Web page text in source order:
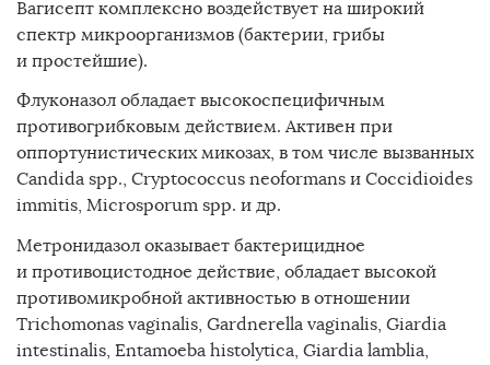
Вагисепт комплексно воздействует на широкий
спектр микроорганизмов (бактерии, грибы
и простейшие).
Флуконазол обладает высокоспецифичным
противогрибковым действием. Активен при
оппортунистических микозах, в том числе вызванных
Candida spp., Cryptococcus neoformans и Coccidioides
immitis, Microsporum spp. и др.
Метронидазол оказывает бактерицидное
и противоцистодное действие, обладает высокой
противомикробной активностью в отношении
Trichomonas vaginalis, Gardnerella vaginalis, Giardia
intestinalis, Entamoeba histolytica, Giardia lamblia,